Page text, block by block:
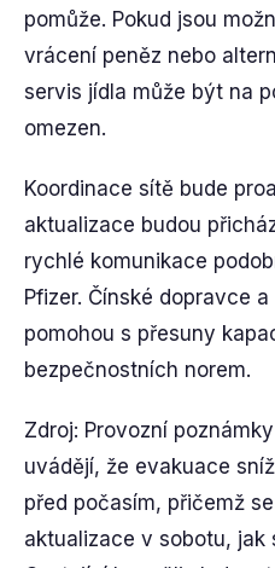
pomůže. Pokud jsou
vrácení peněz nebo
servis jídla může být na
omezen.
Koordinace sítě bude
aktualizace budou
rychlé komunikace
Pfizer. Čínské dopravce
pomohou s přesuny
bezpečnostních norem.
Zdroj: Provozní
uvádějí, že evakuace
před počasím, přičemž
aktualizace v sobotu, jak